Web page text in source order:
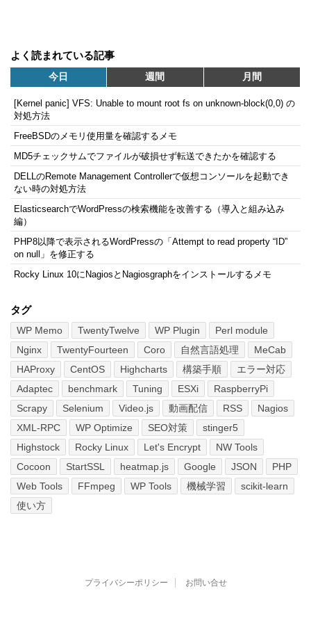
よく読まれている記事
今日 週間 月間
[Kernel panic] VFS: Unable to mount root fs on unknown-block(0,0) の
対処方法
FreeBSDのメモリ使用量を確認するメモ
MD5チェックサムでファイルが破損せず転送できたかを確認する
DELLのRemote Management Controllerで仮想コンソールを起動でき
ない時の対処方法
ElasticsearchでWordPressの検索機能を改善する（導入と組み込み
編）
PHP8以降で表示されるWordPressの「Attempt to read property “ID”
on null」を修正する
Rocky Linux 10にNagiosとNagiosgraphをインストールするメモ
タグ
WP Memo TwentyTwelve WP Plugin
Perl module
Nginx
TwentyFourteen Coro 自然言語処理
MeCab
HAProxy
CentOS Highcharts 構築手順
エラー対応
Adaptec
benchmark Tuning ESXi
RaspberryPi
Scrapy
Selenium Video.js 動画配信 RSS
Nagios
XML-RPC
WP Optimize SEO対策
stinger5
Highstock
Rocky Linux Let's Encrypt
NW Tools
Cocoon
StartSSL heatmap.js Google JSON
PHP
Web Tools
FFmpeg WP Tools 機械学習
scikit-learn
使い方
プライバシーポリシー お問い合せ